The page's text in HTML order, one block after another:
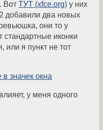
Вот ТУТ (xfce.org) у них
добавили два новых
они то у
стандартные иконки
или я пункт не тот
значек окна
у меня одного